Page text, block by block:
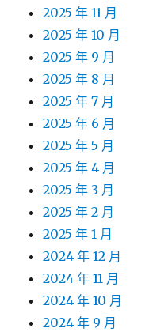
2025 年 11 月
2025 年 10 月
2025 年 9 月
2025 年 8 月
2025 年 7 月
2025 年 6 月
2025 年 5 月
2025 年 4 月
2025 年 3 月
2025 年 2 月
2025 年 1 月
2024 年 12 月
2024 年 11 月
2024 年 10 月
2024 年 9 月